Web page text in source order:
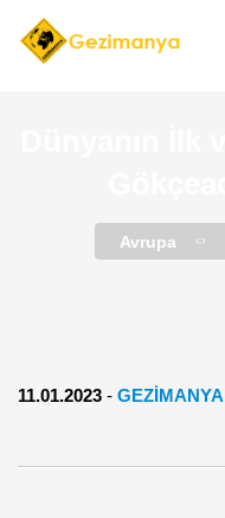
Avrupa
11.01.2023 - GEZIMANYA